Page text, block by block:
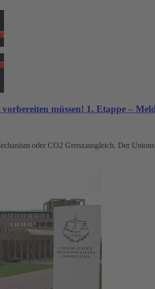
müssen! 1. Etappe –
oder CO2 Grenzausgleich. Der